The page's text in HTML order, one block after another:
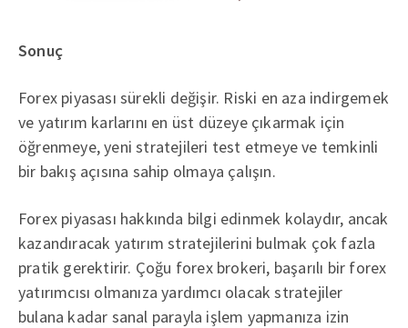
Sonuç
Forex piyasası sürekli değişir. Riski en aza indirgemek
ve yatırım karlarını en üst düzeye çıkarmak için
öğrenmeye, yeni stratejileri test etmeye ve temkinli
bir bakış açısına sahip olmaya çalışın.
Forex piyasası hakkında bilgi edinmek kolaydır, ancak
kazandıracak yatırım stratejilerini bulmak çok fazla
pratik gerektirir. Çoğu forex brokeri, başarılı bir forex
yatırımcısı olmanıza yardımcı olacak stratejiler
bulana kadar sanal parayla işlem yapmanıza izin